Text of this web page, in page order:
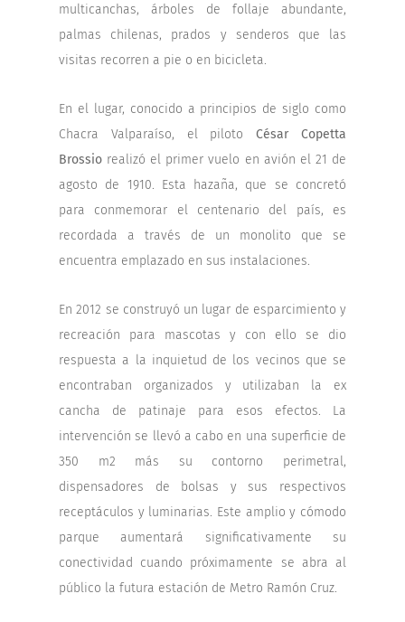
multicanchas, árboles de follaje abundante,
palmas chilenas, prados y senderos que las
visitas recorren a pie o en bicicleta.
En el lugar, conocido a principios de siglo como
Chacra Valparaíso, el pilotoCésar Copetta
Brossio realizó el primer vuelo en avión el 21 de
agosto de 1910. Esta hazaña, que se concretó
para conmemorar el centenario del país, es
recordada a través de un monolito que se
encuentra emplazado en sus instalaciones.
En 2012 se construyó un lugar de esparcimiento y
recreación para mascotas y con ello se dio
respuesta a la inquietud de los vecinos que se
encontraban organizados y utilizaban la ex
cancha de patinaje para esos efectos. La
intervención se llevó a cabo en una superficie de
350 m2 más su contorno perimetral,
dispensadores de bolsas y sus respectivos
receptáculos y luminarias. Este amplio y cómodo
parque aumentará significativamente su
conectividad cuando próximamente se abra al
público la futura estación de Metro Ramón Cruz.